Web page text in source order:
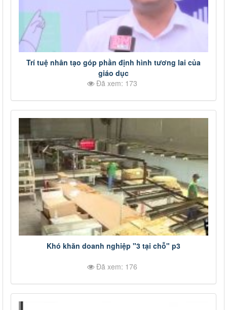
Trí tuệ nhân tạo góp phần định hình tương lai của
giáo dục
Đã xem: 173
Khó khăn doanh nghiệp "3 tại chỗ" p3
Đã xem: 176